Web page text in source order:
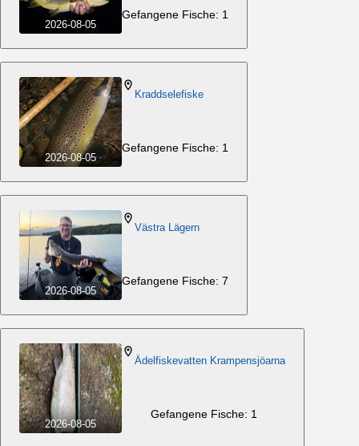
2026-08-05
Gefangene Fische: 1
2026-08-05
Kraddselefiske
Gefangene Fische: 1
2026-08-05
Västra Lägern
Gefangene Fische: 7
2026-08-05
Ädelfiskevatten Krampensjöarna
Gefangene Fische: 1